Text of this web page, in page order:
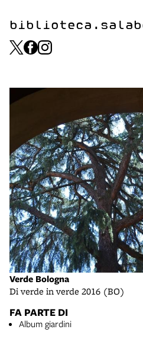
Verde Bologna
Di verde in verde 2016 (BO)
FA PARTE DI
Album giardini